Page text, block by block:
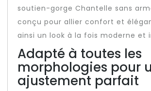
soutien-gorge Chantelle sans
conçu pour allier confort et
ainsi un look à la fois moderne et
Adapté à toutes les
morphologies pour
ajustement parfait